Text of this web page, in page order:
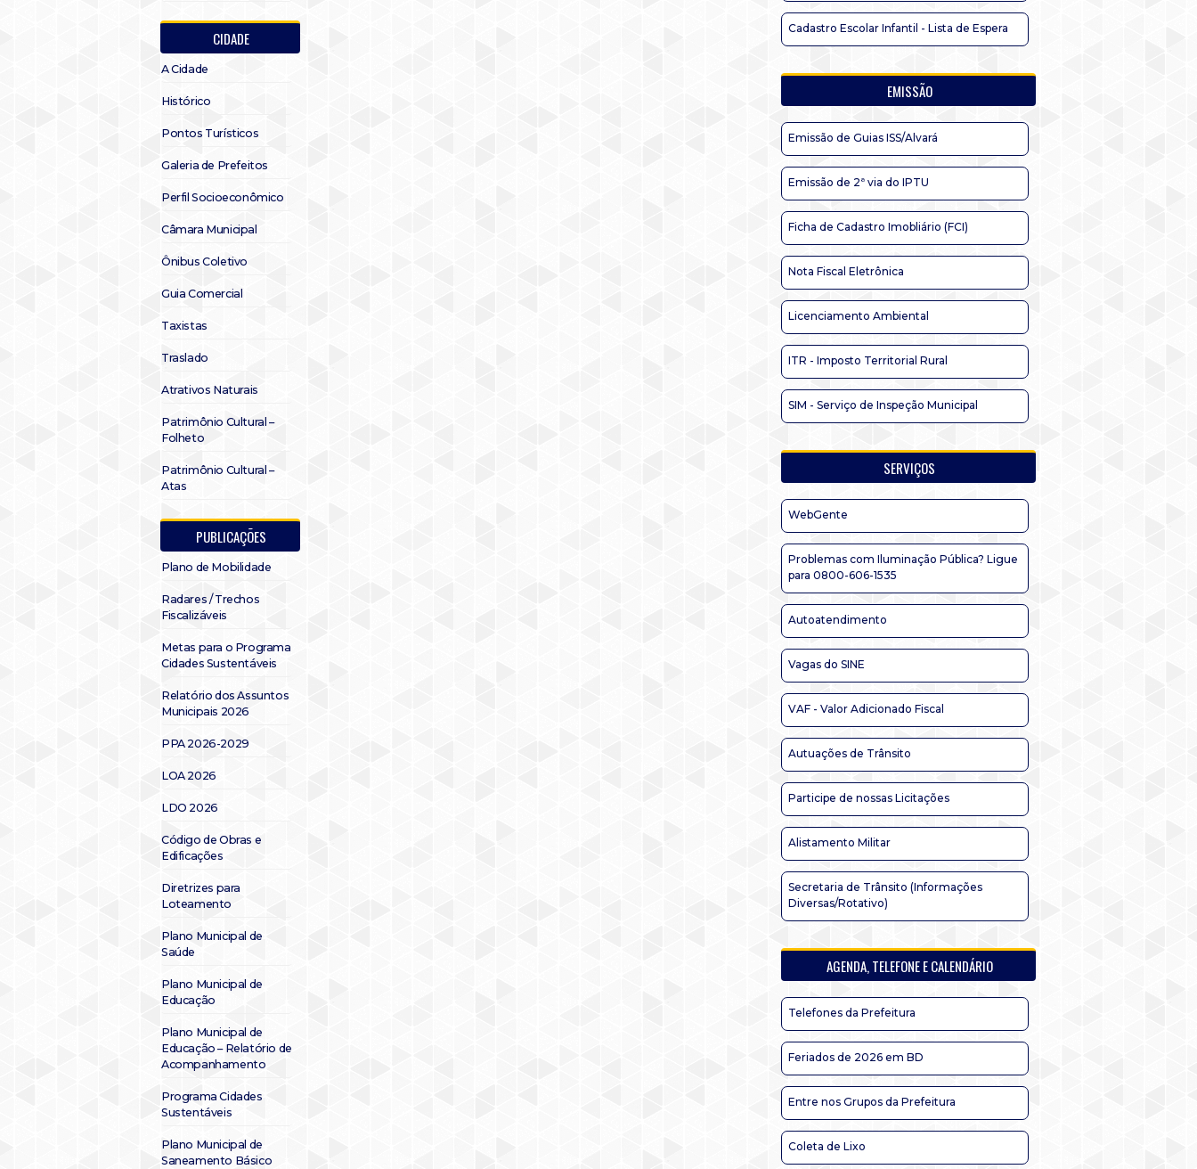
CIDADE
A Cidade
Histórico
Pontos Turísticos
Galeria de Prefeitos
Perfil Socioeconômico
Câmara Municipal
Ônibus Coletivo
Guia Comercial
Taxistas
Traslado
Atrativos Naturais
Patrimônio Cultural –
Folheto
Patrimônio Cultural –
Atas
PUBLICAÇÕES
Plano de Mobilidade
Radares / Trechos
Fiscalizáveis
Metas para o Programa
Cidades Sustentáveis
Relatório dos Assuntos
Municipais 2026
PPA 2026-2029
LOA 2026
LDO 2026
Código de Obras e
Edificações
Diretrizes para
Loteamento
Plano Municipal de
Saúde
Plano Municipal de
Educação
Plano Municipal de
Educação – Relatório de
Acompanhamento
Programa Cidades
Sustentáveis
Plano Municipal de
Saneamento Básico
Cadastro Escolar Infantil - Lista de Espera
EMISSÃO
Emissão de Guias ISS/Alvará
Emissão de 2ª via do IPTU
Ficha de Cadastro Imobliário (FCI)
Nota Fiscal Eletrônica
Licenciamento Ambiental
ITR - Imposto Territorial Rural
SIM - Serviço de Inspeção Municipal
SERVIÇOS
WebGente
Problemas com Iluminação Pública? Ligue
para 0800-606-1535
Autoatendimento
Vagas do SINE
VAF - Valor Adicionado Fiscal
Autuações de Trânsito
Participe de nossas Licitações
Alistamento Militar
Secretaria de Trânsito (Informações
Diversas/Rotativo)
AGENDA, TELEFONE E CALENDÁRIO
Telefones da Prefeitura
Feriados de 2026 em BD
Entre nos Grupos da Prefeitura
Coleta de Lixo